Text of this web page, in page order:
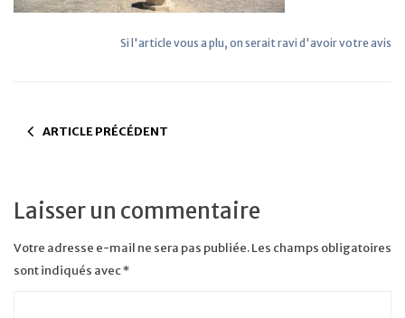
Si l'article vous a plu, on serait ravi d'avoir votre avis
ARTICLE PRÉCÉDENT
Laisser un commentaire
Votre adresse e-mail ne sera pas publiée.Les champs obligatoires
sont indiqués avec*